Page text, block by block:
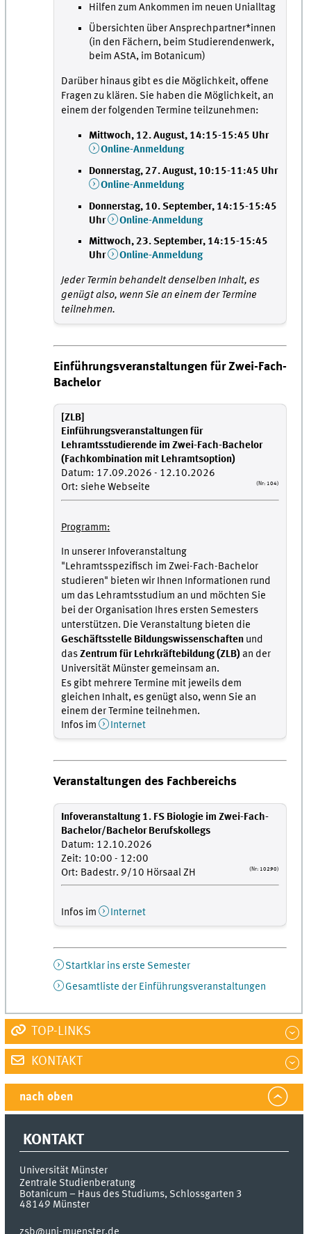
Hilfen zum Ankommen im neuen Unialltag
Übersichten über Ansprechpartner*innen
(in den Fächern, beim Studierendenwerk,
beim AStA, im Botanicum)
Darüber hinaus gibt es die Möglichkeit, offene
Fragen zu klären. Sie haben die Möglichkeit, an
einem der folgenden Termine teilzunehmen:
Mittwoch, 12. August, 14:15-15:45 Uhr
Online-Anmeldung
Donnerstag, 27. August, 10:15-11:45 Uhr
Online-Anmeldung
Donnerstag, 10. September, 14:15-15:45
Uhr
Online-Anmeldung
Mittwoch, 23. September, 14:15-15:45
Uhr
Online-Anmeldung
Jeder Termin behandelt denselben Inhalt, es
genügt also, wenn Sie an einem der Termine
teilnehmen.
Einführungsveranstaltungen für Zwei-Fach-
Bachelor
[ZLB]
Einführungsveranstaltungen für
Lehramtsstudierende im Zwei-Fach-Bachelor
(Fachkombination mit Lehramtsoption)
Datum: 17.09.2026 - 12.10.2026
Ort: siehe Webseite
(Nr: 104)
Programm:
In unserer Infoveranstaltung
"Lehramtsspezifisch im Zwei-Fach-Bachelor
studieren" bieten wir Ihnen Informationen rund
um das Lehramtsstudium an und möchten Sie
bei der Organisation Ihres ersten Semesters
unterstützen. Die Veranstaltung bieten die
Geschäftsstelle Bildungswissenschaftenund
dasZentrum für Lehrkräftebildung (ZLB)an der
Universität Münster gemeinsam an.
Es gibt mehrere Termine mit jeweils dem
gleichen Inhalt, es genügt also, wenn Sie an
einem der Termine teilnehmen.
Infos im
Internet
Veranstaltungen des Fachbereichs
Infoveranstaltung 1. FS Biologie im Zwei-Fach-
Bachelor/Bachelor Berufskollegs
Datum: 12.10.2026
Zeit: 10:00 - 12:00
Ort: Badestr. 9/10 Hörsaal ZH
(Nr: 10290)
Infos im Internet
Startklar ins erste Semester
Gesamtliste der Einführungsveranstaltungen
TOP-LINKS
KONTAKT
nach oben
KONTAKT
Universität Münster
Zentrale Studienberatung
Botanicum – Haus des Studiums, Schlossgarten 3
48149 Münster